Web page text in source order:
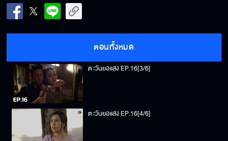
ตอนทั้งหมด
ตะวันยอแสง EP.16[3/6]
ตะวันยอแสง EP.16[4/6]